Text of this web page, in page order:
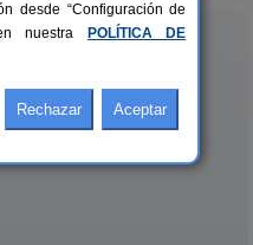
desde “Configuración de
nuestra
POLÍTICA DE